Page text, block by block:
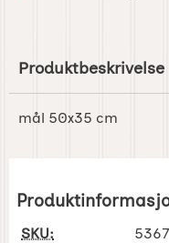
Produktbeskrivelse
mål 50x35 cm
SKU: 5367